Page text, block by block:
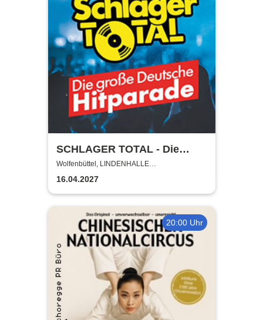
SCHLAGER TOTAL - Die
große deutsche Hitparade
Wolfenbüttel, LINDENHALLE
WOLFENBÜTTEL
16.04.2027
20:00 Uhr